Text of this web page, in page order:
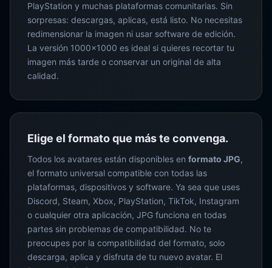
PlayStation y muchas plataformas comunitarias. Sin
sorpresas: descargas, aplicas, está listo. No necesitas
redimensionar la imagen ni usar software de edición.
La versión 1000×1000 es ideal si quieres recortar tu
imagen más tarde o conservar un original de alta
calidad.
Elige el formato que más te convenga.
Todos los avatares están disponibles en formato JPG,
el formato universal compatible con todas las
plataformas, dispositivos y software. Ya sea que uses
Discord, Steam, Xbox, PlayStation, TikTok, Instagram
o cualquier otra aplicación, JPG funciona en todas
partes sin problemas de compatibilidad. No te
preocupes por la compatibilidad del formato, solo
descarga, aplica y disfruta de tu nuevo avatar. El